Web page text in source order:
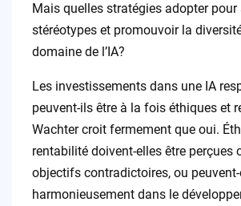
Mais quelles stratégies adopter
stéréotypes et promouvoir la
domaine de l’IA?
Les investissements dans une IA
peuvent-ils être à la fois éthiques et
Wachter croit fermement que oui.
rentabilité doivent-elles être perçues
objectifs contradictoires, ou
harmonieusement dans le